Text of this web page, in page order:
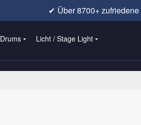
✔ Über 8700+
Drums
Licht / Stage Light